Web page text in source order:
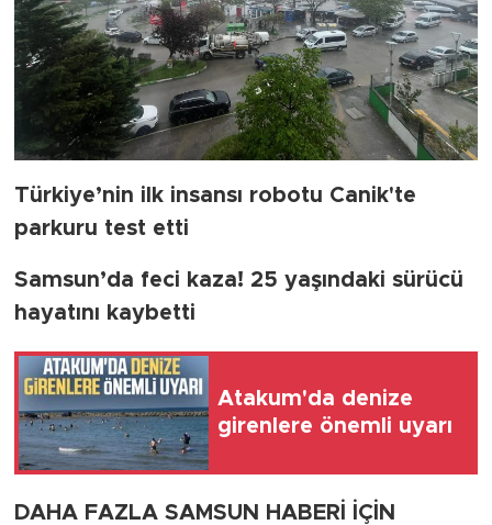
Türkiye’nin ilk insansı robotu Canik'te
parkuru test etti
Samsun’da feci kaza! 25 yaşındaki sürücü
hayatını kaybetti
Atakum'da denize
girenlere önemli uyarı
DAHA FAZLA SAMSUN HABERİ İÇİN